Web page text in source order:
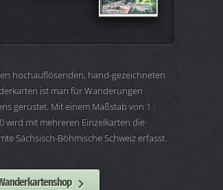
hochauflösenden, hand-gezeichneten
ist man für Wanderungen
gerüstet. Mit einem Maßstab von 1 :
wird mit mehreren Einzelkarten die
Sächsisch-Böhmische Schweiz erfasst.